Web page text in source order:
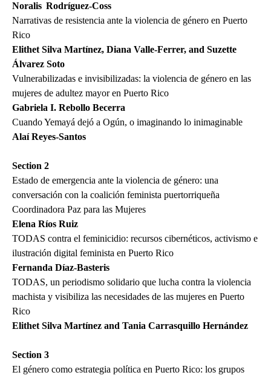
Noralis Rodríguez-Coss
Narrativas de resistencia ante la violencia de género en Puerto
Rico
Elithet Silva Martínez, Diana Valle-Ferrer, and Suzette
Álvarez Soto
Vulnerabilizadas e invisibilizadas: la violencia de género en las
mujeres de adultez mayor en Puerto Rico
Gabriela I. Rebollo Becerra
Cuando Yemayá dejó a Ogún, o imaginando lo inimaginable
Alaí Reyes-Santos
Section 2
Estado de emergencia ante la violencia de género: una
conversación con la coalición feminista puertorriqueña
Coordinadora Paz para las Mujeres
Elena Ríos Ruiz
TODAS contra el feminicidio: recursos cibernéticos, activismo e
ilustración digital feminista en Puerto Rico
Fernanda Díaz-Basteris
TODAS, un periodismo solidario que lucha contra la violencia
machista y visibiliza las necesidades de las mujeres en Puerto
Rico
Elithet Silva Martínez and Tania Carrasquillo Hernández
Section 3
El género como estrategia política en Puerto Rico: los grupos